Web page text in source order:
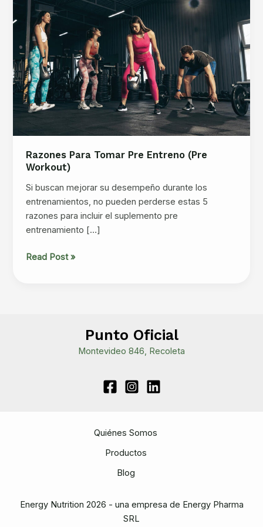
Razones Para Tomar Pre Entreno (pre
Workout)
Si buscan mejorar su desempeño durante los
entrenamientos, no pueden perderse estas 5
razones para incluir el suplemento pre
entrenamiento […]
Razones
Read Post »
Punto Oficial
Montevideo 846, Recoleta
Quiénes Somos
Productos
Blog
Energy Nutrition 2026 - una empresa de Energy Pharma
SRL